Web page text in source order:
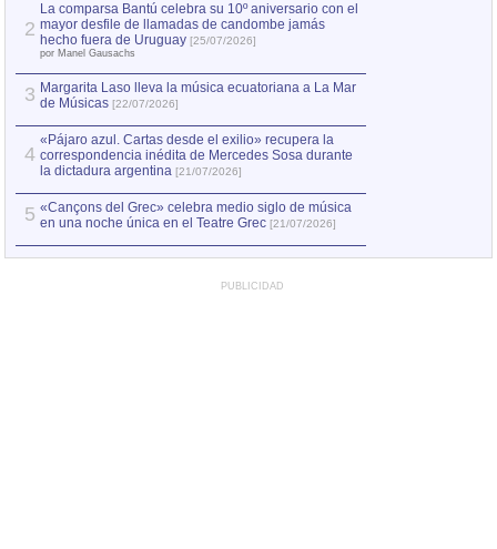
2
La comparsa Bantú celebra su 10º aniversario con el
mayor desfile de llamadas de candombe jamás
hecho fuera de Uruguay [25/07/2026]
por Manel Gausachs
3 Margarita Laso lleva la música ecuatoriana a La Mar
de Músicas [22/07/2026]
4
«Pájaro azul. Cartas desde el exilio» recupera la
correspondencia inédita de Mercedes Sosa durante
la dictadura argentina [21/07/2026]
5 «Cançons del Grec» celebra medio siglo de música
en una noche única en el Teatre Grec [21/07/2026]
PUBLICIDAD